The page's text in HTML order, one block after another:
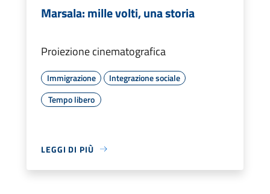
Marsala: mille volti, una storia
Proiezione cinematografica
Immigrazione
Integrazione sociale
Tempo libero
LEGGI DI PIÙ